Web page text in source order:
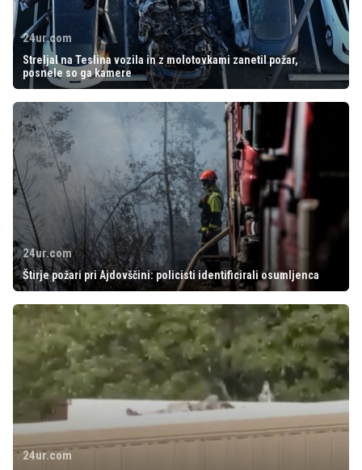
24ur.com
Streljal na Teslina vozila in z molotovkami zanetil požar,
posnele so ga kamere
24ur.com
Štirje požari pri Ajdovščini: policisti identificirali osumljenca
24ur.com